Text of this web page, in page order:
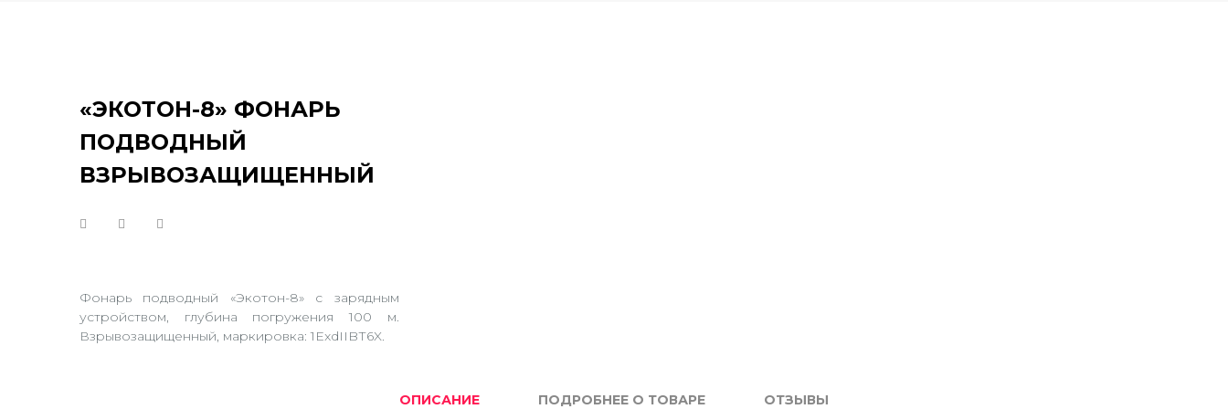
«ЭКОТОН-8» ФОНАРЬ
ПОДВОДНЫЙ
ВЗРЫВОЗАЩИЩЕННЫЙ
Фонарь подводный «Экотон-8» с зарядным
устройством, глубина погружения 100 м.
Взрывозащищенный, маркировка: 1ExdIIBТ6X.
ОПИСАНИЕ ПОДРОБНЕЕ О ТОВАРЕ ОТЗЫВЫ